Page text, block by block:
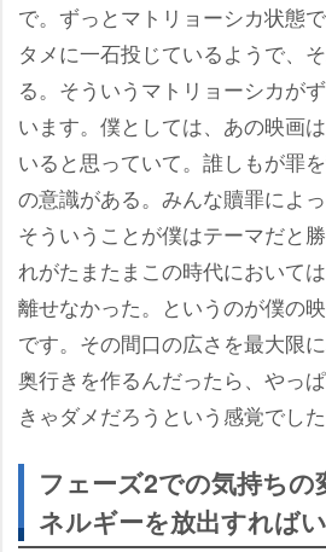
で。ずっとマトリョーシカ状態
タメに一石投じているようで、
る。そういうマトリョーシカが
います。僕としては、あの映画
いると思っていて。誰しもが罪
の意識がある。みんな贖罪によ
そういうことが僕はテーマだと
れがたまたまこの時代において
離せなかった。というのが僕の
です。その間口の広さを最大限
奥行きを作るんだったら、やっ
きゃダメだろうという感覚でした
フェーズ2での気持ちの
ネルギーを放出すればい